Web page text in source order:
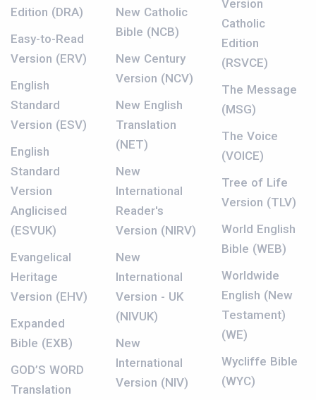
Edition (DRA)
Easy-to-Read
Version (ERV)
English
Standard
Version (ESV)
English
Standard
Version
Anglicised
(ESVUK)
Evangelical
Heritage
Version (EHV)
Expanded
Bible (EXB)
GOD’S WORD
Translation
New Catholic
Bible (NCB)
New Century
Version (NCV)
New English
Translation
(NET)
New
International
Reader's
Version (NIRV)
New
International
Version - UK
(NIVUK)
New
International
Version (NIV)
Version
Catholic
Edition
(RSVCE)
The Message
(MSG)
The Voice
(VOICE)
Tree of Life
Version (TLV)
World English
Bible (WEB)
Worldwide
English (New
Testament)
(WE)
Wycliffe Bible
(WYC)